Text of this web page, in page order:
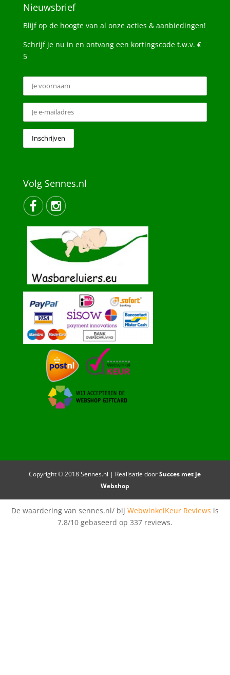
Nieuwsbrief
Blijf op de hoogte van al onze acties & aanbiedingen!
Schrijf je nu in en ontvang een kortingscode t.w.v. €
5
Volg Sennes.nl
Copyright © 2018 Sennes.nl | Realisatie doorSucces met je
Webshop
De waardering van sennes.nl/ bij WebwinkelKeur Reviews is
7.8/10 gebaseerd op 337 reviews.